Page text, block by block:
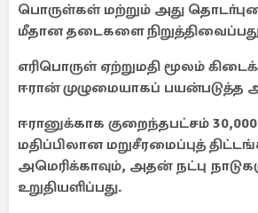
பொருள்கள் மற்றும் அது
மீதான தடைகளை
எரிபொருள் ஏற்றுமதி மூலம்
ஈரான் முழுமையாகப் பயன்படுத்த
ஈரானுக்காக குறைந்தபட்சம்
மதிப்பிலான மறுசீரமைப்புத்
அமெரிக்காவும், அதன் நட்பு
உறுதியளிப்பது.